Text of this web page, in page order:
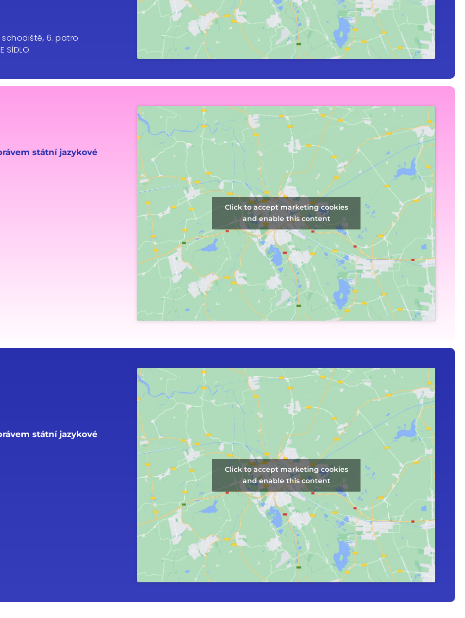
6. patro
SÍDLO
státní jazykové
Click to accept marketing cookies
and enable this content
státní jazykové
Click to accept marketing cookies
and enable this content